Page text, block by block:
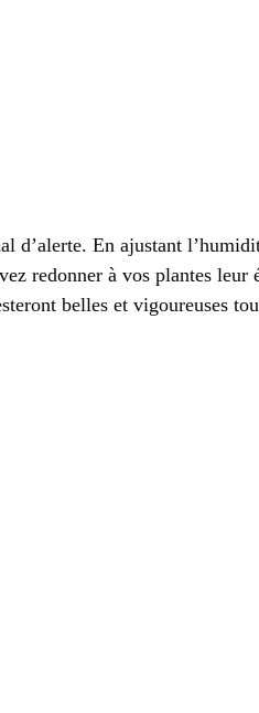
d’alerte. En ajustant
redonner à vos plantes leur
belles et vigoureuses